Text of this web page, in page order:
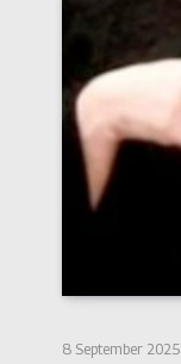
8 September 2025